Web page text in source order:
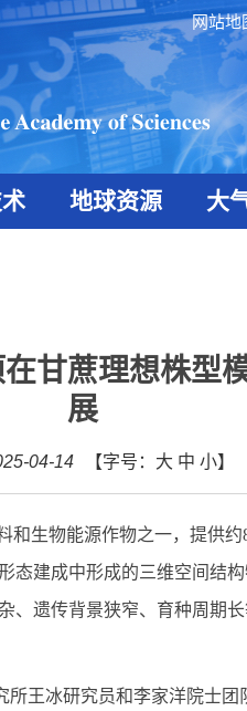
网站地
地球资源 大
甘蔗理想株型
展
04-14 【字号： 大 中 小】
和生物能源作物之一，提供约
态建成中形成的三维空间结
、遗传背景狭窄、育种周期
王冰研究员和李家洋院士